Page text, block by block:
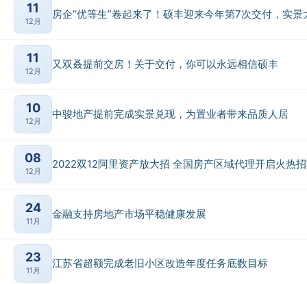
11
12月
房企“优等生”卷起来了！硕丰迎来今年第7次交付，实景
11
12月
又双叒提前交房！关于交付，你可以永远相信硕丰
10
12月
中骏地产提前完成实景兑现，为置业者带来品质人居
08
12月
2022双12阿里资产放大招 全国房产区域代理开启火热
24
11月
金融支持房地产市场平稳健康发展
23
11月
江苏省超额完成老旧小区改造年度任务底数目标